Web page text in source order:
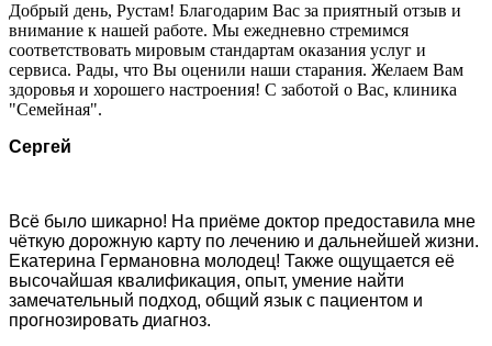
Добрый день, Рустам! Благодарим Вас за приятный отзыв и
внимание к нашей работе. Мы ежедневно стремимся
соответствовать мировым стандартам оказания услуг и
сервиса. Рады, что Вы оценили наши старания. Желаем Вам
здоровья и хорошего настроения! С заботой о Вас, клиника
"Семейная".
Сергей
Всё было шикарно! На приёме доктор предоставила мне
чёткую дорожную карту по лечению и дальнейшей жизни.
Екатерина Германовна молодец! Также ощущается её
высочайшая квалификация, опыт, умение найти
замечательный подход, общий язык с пациентом и
прогнозировать диагноз.